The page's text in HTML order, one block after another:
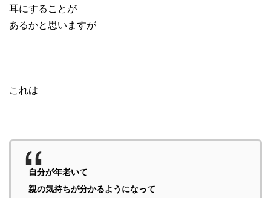
耳にすることが
あるかと思いますが
これは
自分が年老いて
親の気持ちが分かるようになって